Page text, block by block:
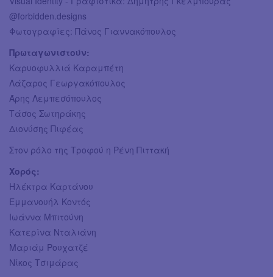
@forbidden.designs
Φωτογραφίες: Πάνος Γιαννακόπουλος
Πρωταγωνιστούν:
Καρυοφυλλιά Καραμπέτη
Λάζαρος Γεωργακόπουλος
Άρης Λεμπεσόπουλος
Τάσος Σωτηράκης
Διονύσης Πιφέας
Στον ρόλο της Τροφού η Ρένη Πιττακή
Χορός:
Ηλέκτρα Καρτάνου
Εμμανουήλ Κοντός
Ιωάννα Μπιτούνη
Κατερίνα Νταλιάνη
Μαριάμ Ρουχατζέ
Νίκος Τσιμάρας